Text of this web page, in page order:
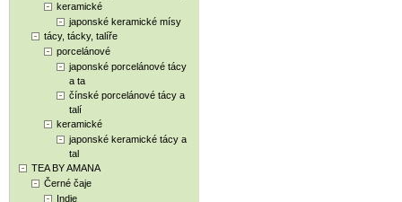
keramické
japonské keramické mísy
tácy, tácky, talíře
porcelánové
japonské porcelánové tácy
a ta
čínské porcelánové tácy a
talí
keramické
japonské keramické tácy a
tal
TEA BY AMANA
Černé čaje
Indie